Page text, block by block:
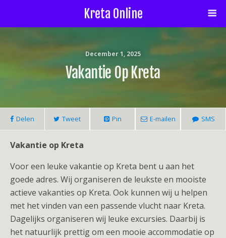
Kreta Online
December 1, 2025
Vakantie Op Kreta
Delen Tweet Pin E-mailen SMS
Vakantie op Kreta
Voor een leuke vakantie op Kreta bent u aan het
goede adres. Wij organiseren de leukste en mooiste
actieve vakanties op Kreta. Ook kunnen wij u helpen
met het vinden van een passende vlucht naar Kreta.
Dagelijks organiseren wij leuke excursies. Daarbij is
het natuurlijk prettig om een mooie accommodatie op